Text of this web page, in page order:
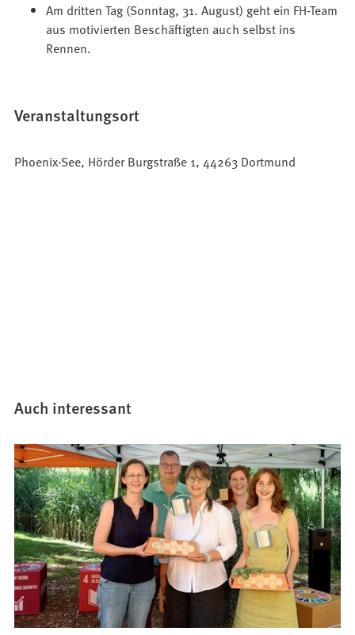
Am dritten Tag (Sonntag, 31. August) geht ein FH-Team
aus motivierten Beschäftigten auch selbst ins
Rennen.
Veranstaltungsort
Phoenix-See, Hörder Burgstraße 1, 44263 Dortmund
Auch interessant